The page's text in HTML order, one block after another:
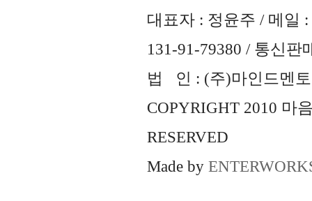
대표자 : 정윤주 / 메일 :
131-91-79380 / 통신판
법 인 : (주)마인드멘토
COPYRIGHT 2010 마
RESERVED
Made by